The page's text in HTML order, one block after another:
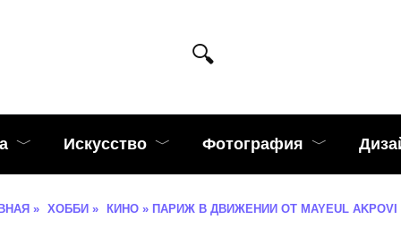
Искусство Фотография
» ХОББИ » КИНО » ПАРИЖ В ДВИЖЕНИИ ОТ MAYEUL AKPOVI